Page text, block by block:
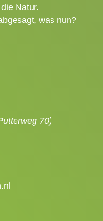
Natur.
was nun?
70)